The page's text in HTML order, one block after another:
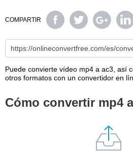
COMPARTIR
Puede convierte vídeo mp4 a ac3, así
otros formatos con un convertidor en
Cómo convertir mp4